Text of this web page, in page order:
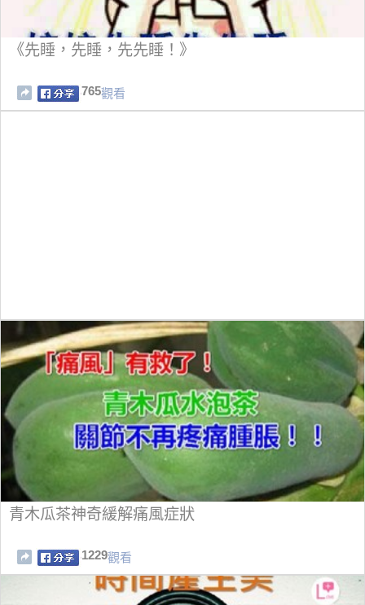
《先睡，先睡，先先睡！》
765觀看
青木瓜茶神奇緩解痛風症狀
1229觀看